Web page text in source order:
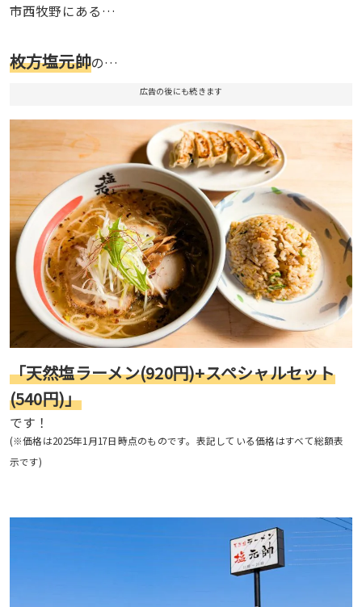
市西牧野にある…
枚方塩元帥の…
広告の後にも続きます
「天然塩ラーメン(920円)+スペシャルセット
(540円)」
です！
(※価格は2025年1月17日時点のものです。表記している価格はすべて総額表
示です)